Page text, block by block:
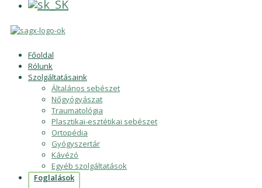
Főoldal
Rólunk
Szolgáltatásaink
Általános sebészet
Nőgyógyászat
Traumatológia
Plasztikai-esztétikai sebészet
Ortopédia
Gyógyszertár
Kávézó
Egyéb szolgáltatások
Foglalások